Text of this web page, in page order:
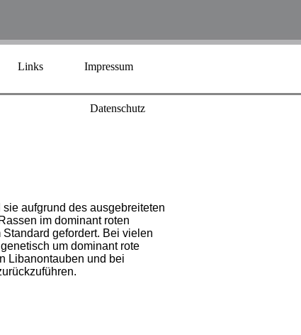
Links Impressum
Datenschutz
aufgrund des ausgebreiteten
im dominant roten
gefordert. Bei vielen
um dominant rote
Libanontauben und bei